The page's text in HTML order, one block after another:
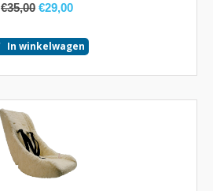
€35,00 €29,00
In winkelwagen